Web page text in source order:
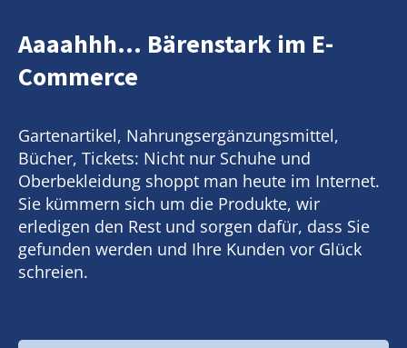
Aaaahhh... Bärenstark im E-
Commerce
Gartenartikel, Nahrungsergänzungsmittel,
Bücher, Tickets: Nicht nur Schuhe und
Oberbekleidung shoppt man heute im Internet.
Sie kümmern sich um die Produkte, wir
erledigen den Rest und sorgen dafür, dass Sie
gefunden werden und Ihre Kunden vor Glück
schreien.